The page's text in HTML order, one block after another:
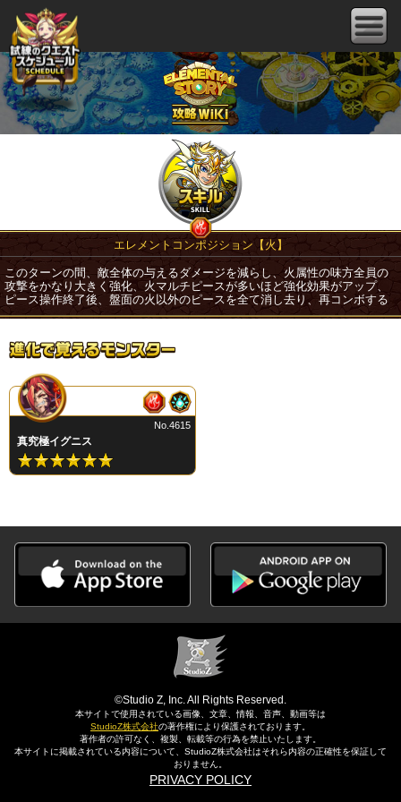
エレメントコンポジション【火】
このターンの間、敵全体の与えるダメージを減らし、火属性の味方全員の
攻撃をかなり大きく強化、火マルチピースが多いほど強化効果がアップ、
ピース操作終了後、盤面の火以外のピースを全て消し去り、再コンボする
真究極イグニス
No.4615
©Studio Z, Inc. All Rights Reserved.
本サイトで使用されている画像、文章、情報、音声、動画等は
StudioZ株式会社の著作権により保護されております。
著作者の許可なく、複製、転載等の行為を禁止いたします。
本サイトに掲載されている内容について、StudioZ株式会社はそれら内容の正確性を保証して
おりません。
PRIVACY POLICY